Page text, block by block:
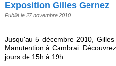
Exposition Gilles Gernez
Publié le 27 novembre 2010
Jusqu'au 5 décembre 2010,
Manutention à Cambrai.
jours de 15h à 19h